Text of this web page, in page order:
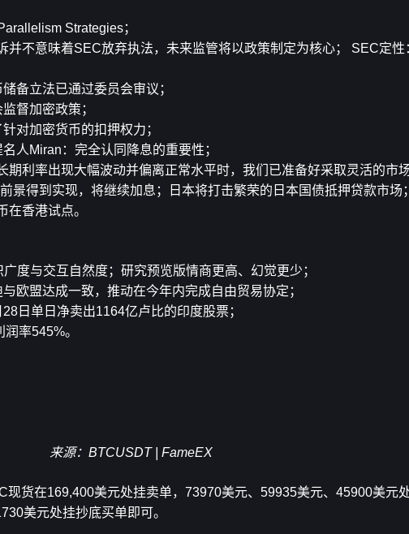
Strategies；
不意味着SEC放弃执法，未来监管将以政策制定为核心； SEC定性
备立法已通过委员会审议；
督加密政策；
对加密货币的扣押权力；
人Miran：完全认同降息的重要性；
利率出现大幅波动并偏离正常水平时，我们已准备好采取灵活的市
景得到实现，将继续加息；日本将打击繁荣的日本国债抵押贷款市场；
香港试点。
度与交互自然度；研究预览版情商更高、幻觉更少；
欧盟达成一致，推动在今年内完成自由贸易协定；
日单日净卖出1164亿卢比的印度股票；
率545%。
来源：BTCUSDT | FameEX
货在169,400美元处挂卖单，73970美元、59935美元、45900美元处
美元处挂抄底买单即可。